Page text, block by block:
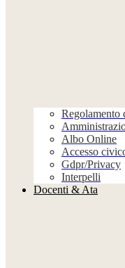
Regolamento
Albo Online
Accesso
Gdpr/Privacy
Interpelli
Docenti & Ata